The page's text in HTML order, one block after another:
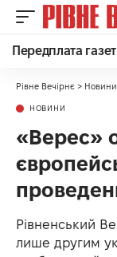
Передплата
Рівне Вечірнє > Новини
НОВИНИ
«Верес»
Рівненський
лише другим